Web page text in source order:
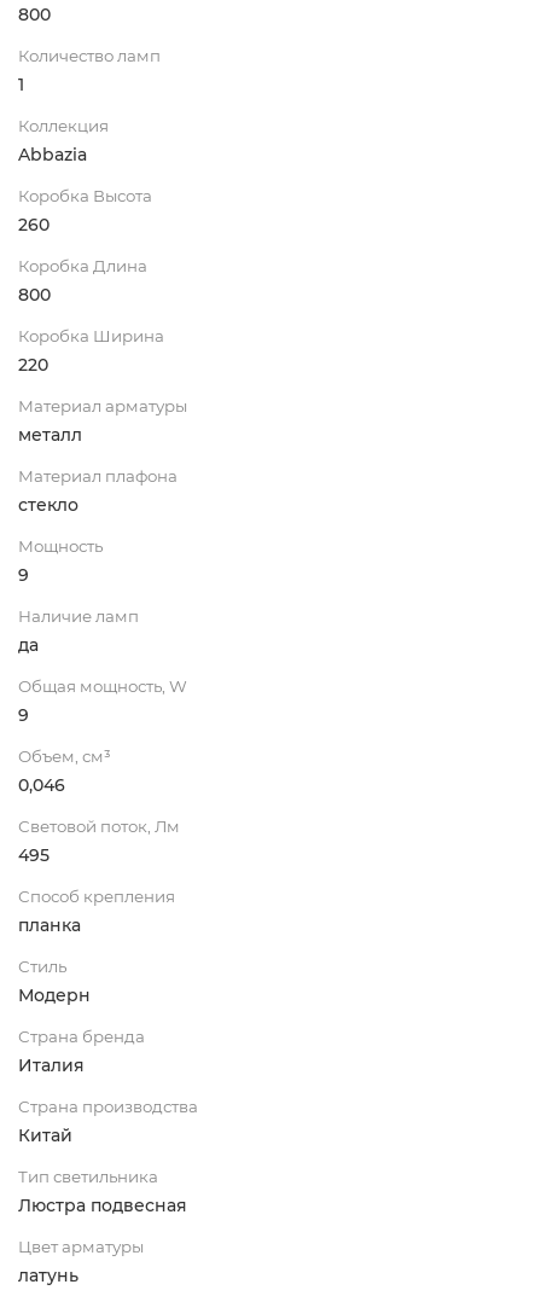
800
Количество ламп
1
Коллекция
Abbazia
Коробка Высота
260
Коробка Длина
800
Коробка Ширина
220
Материал арматуры
металл
Материал плафона
стекло
Мощность
9
Наличие ламп
да
Общая мощность, W
9
Объем, см³
0,046
Световой поток, Лм
495
Способ крепления
планка
Стиль
Модерн
Страна бренда
Италия
Страна производства
Китай
Тип светильника
Люстра подвесная
Цвет арматуры
латунь